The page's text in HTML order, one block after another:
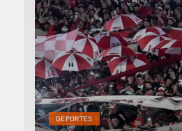
DEPORTES